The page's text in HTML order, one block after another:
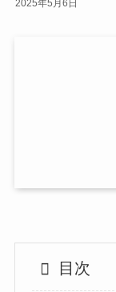
2025年5月6日
目次